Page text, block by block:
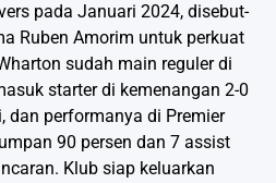
pada Januari 2024, disebut-
Ruben Amorim untuk perkuat
sudah main reguler di
starter di kemenangan 2-0
dan performanya di Premier
90 persen dan 7 assist
Klub siap keluarkan